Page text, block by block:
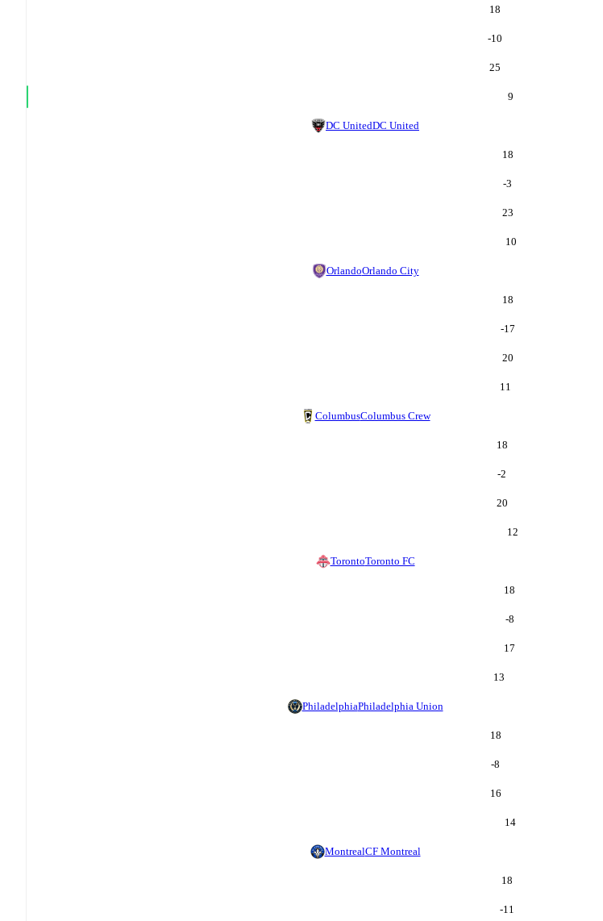
18
-10
25
9
DC UnitedDC United
18
-3
23
10
OrlandoOrlando City
18
-17
20
11
ColumbusColumbus Crew
18
-2
20
12
TorontoToronto FC
18
-8
17
13
PhiladelphiaPhiladelphia Union
18
-8
16
14
MontrealCF Montreal
18
-11